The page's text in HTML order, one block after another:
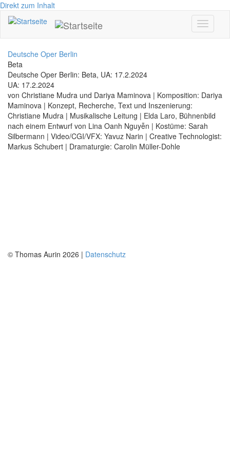
Direkt zum Inhalt
Toggle
Deutsche Oper Berlin
Beta
Deutsche Oper Berlin: Beta, UA: 17.2.2024
UA: 17.2.2024
von Christiane Mudra und Dariya Maminova | Komposition: Dariya
Maminova | Konzept, Recherche, Text und Inszenierung:
Christiane Mudra | Musikalische Leitung | Elda Laro, Bühnenbild
nach einem Entwurf von Lina Oanh Nguyễn | Kostüme: Sarah
Silbermann | Video/CGI/VFX: Yavuz Narin | Creative Technologist:
Markus Schubert | Dramaturgie: Carolin Müller-Dohle
© Thomas Aurin 2026 | Datenschutz